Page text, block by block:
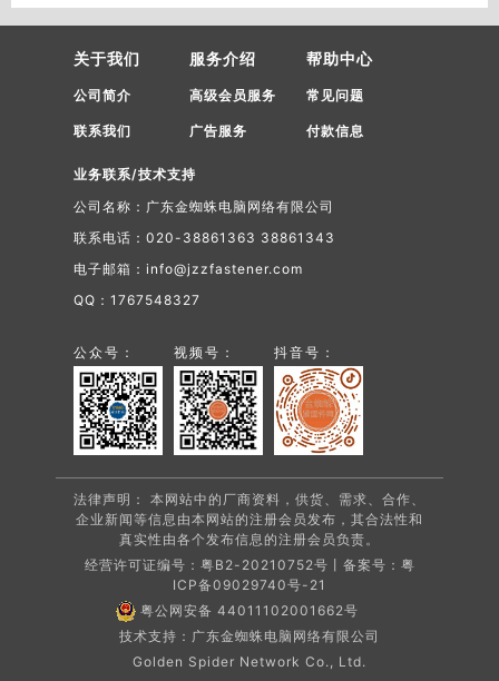
关于我们
公司简介
联系我们
服务介绍
高级会员服务
广告服务
帮助中心
常见问题
付款信息
业务联系/技术支持
公司名称：广东金蜘蛛电脑网络有限公司
联系电话：020-38861363 38861343
电子邮箱：info@jzzfastener.com
QQ：1767548327
公众号： 视频号： 抖音号：
法律声明： 本网站中的厂商资料，供货、需求、合作、
企业新闻等信息由本网站的注册会员发布，其合法性和
真实性由各个发布信息的注册会员负责。
经营许可证编号：粤B2-20210752号丨备案号： 粤
ICP备09029740号-21
粤公网安备 44011102001662号
技术支持：广东金蜘蛛电脑网络有限公司
Golden Spider Network Co., Ltd.